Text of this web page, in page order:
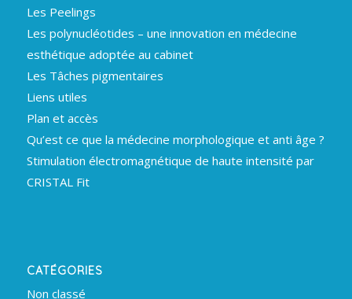
Les Peelings
Les polynucléotides – une innovation en médecine
esthétique adoptée au cabinet
Les Tâches pigmentaires
Liens utiles
Plan et accès
Qu’est ce que la médecine morphologique et anti âge ?
Stimulation électromagnétique de haute intensité par
CRISTAL Fit
CATÉGORIES
Non classé